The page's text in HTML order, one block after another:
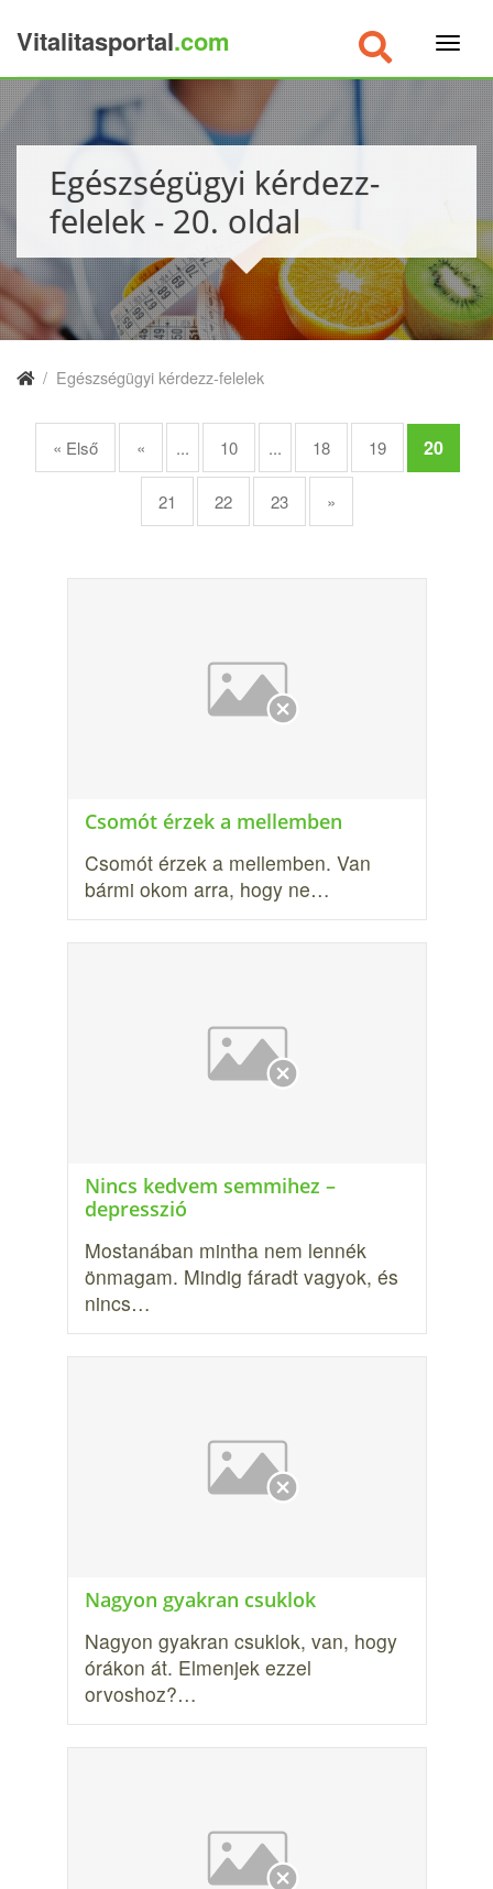
Vitalitasportal.com
Egészségügyi kérdezz-
felelek - 20. oldal
/ Egészségügyi kérdezz-felelek
« Első « ... 10 ... 18 19 20
21 22 23 »
Csomót érzek a mellemben
Csomót érzek a mellemben. Van
bármi okom arra, hogy ne…
Nincs kedvem semmihez –
depresszió
Mostanában mintha nem lennék
önmagam. Mindig fáradt vagyok, és
nincs…
Nagyon gyakran csuklok
Nagyon gyakran csuklok, van, hogy
órákon át. Elmenjek ezzel
orvoshoz?…
×